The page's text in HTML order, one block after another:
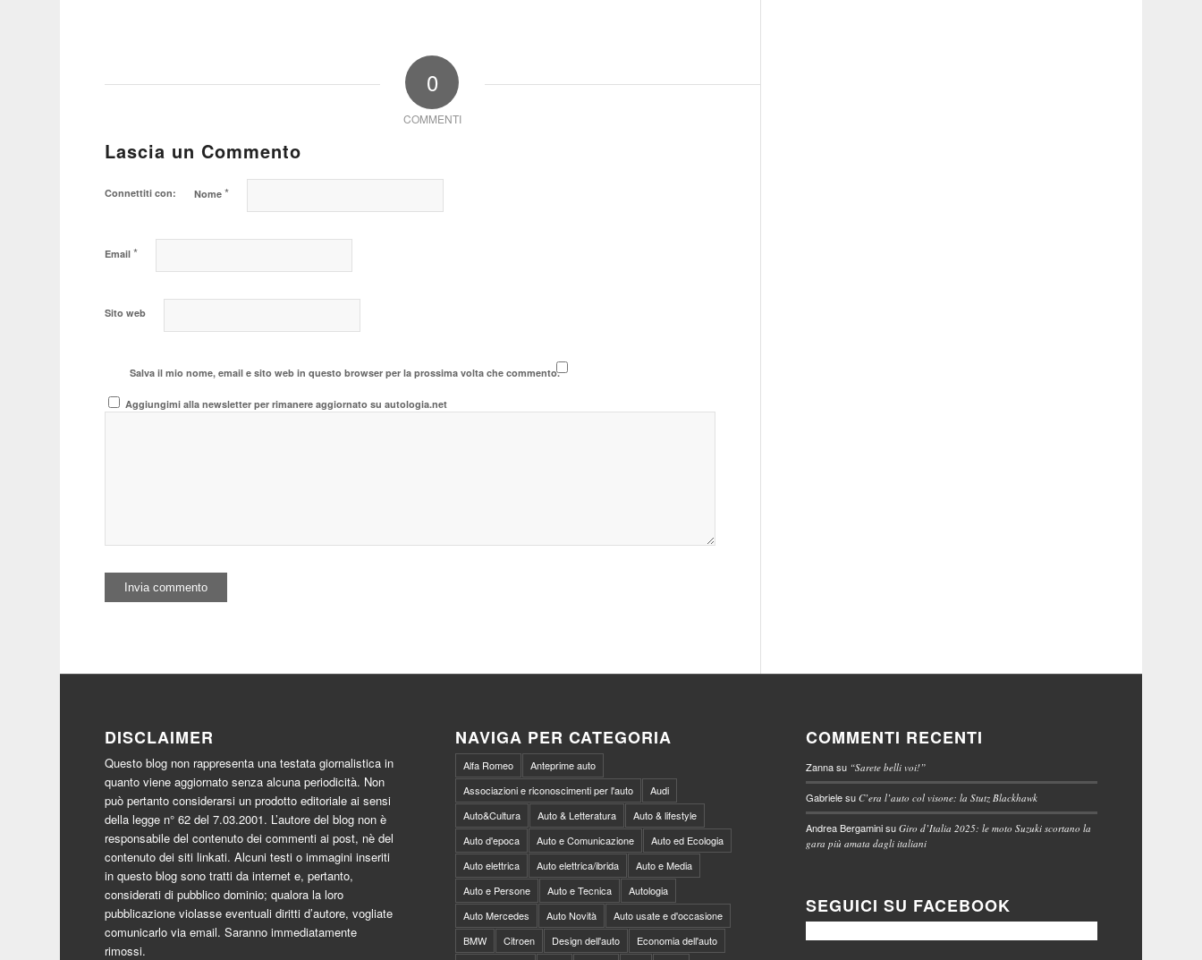
0
COMMENTI
Lascia un Commento
Connettiti con: Nome*
Email*
Sito web
Salva il mio nome, email e sito web in questo browser per la prossima volta che commento.
Aggiungimi alla newsletter per rimanere aggiornato su autologia.net
DISCLAIMER
Questo blog non rappresenta una testata giornalistica in
quanto viene aggiornato senza alcuna periodicità. Non
può pertanto considerarsi un prodotto editoriale ai sensi
della legge n° 62 del 7.03.2001. L’autore del blog non è
responsabile del contenuto dei commenti ai post, nè del
contenuto dei siti linkati. Alcuni testi o immagini inseriti
in questo blog sono tratti da internet e, pertanto,
considerati di pubblico dominio; qualora la loro
pubblicazione violasse eventuali diritti d’autore, vogliate
comunicarlo via email. Saranno immediatamente
rimossi.
NAVIGA PER CATEGORIA
Alfa Romeo
Anteprime auto
Associazioni e riconoscimenti per l'auto
Audi
Auto&Cultura
Auto & Letteratura
Auto & lifestyle
Auto d'epoca
Auto e Comunicazione
Auto ed Ecologia
Auto elettrica
Auto elettrica/ibrida
Auto e Media
Auto e Persone
Auto e Tecnica
Autologia
Auto Mercedes
Auto Novità
Auto usate e d'occasione
BMW
Citroen Design dell'auto
Economia dell'auto
COMMENTI RECENTI
Zannasu “Sarete belli voi!”
GabrielesuC’era l’auto col visone: la Stutz Blackhawk
Andrea BergaminisuGiro d’Italia 2025: le moto Suzuki scortano la
gara più amata dagli italiani
SEGUICI SU FACEBOOK